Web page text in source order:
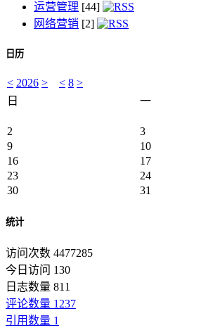
运营管理 [44]
网络营销 [2]
日历
< 2026 > < 8 >
日
一
2 3
9
10
16
17
23
24
30
31
统计
访问次数 4477285
今日访问 130
日志数量 811
评论数量 1237
引用数量 1